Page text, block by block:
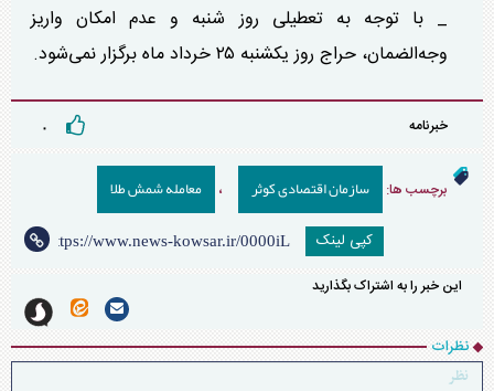
_ با توجه به تعطیلی روز شنبه و عدم امکان واریز
وجه‌الضمان، حراج روز یکشنبه ۲۵ خرداد ماه برگزار نمی‌شود.
خبرنامه ۰
برچسب ها: سازمان اقتصادی کوثر ، معامله شمش طلا
کپی لینک
این خبر را به اشتراک بگذارید
نظرات